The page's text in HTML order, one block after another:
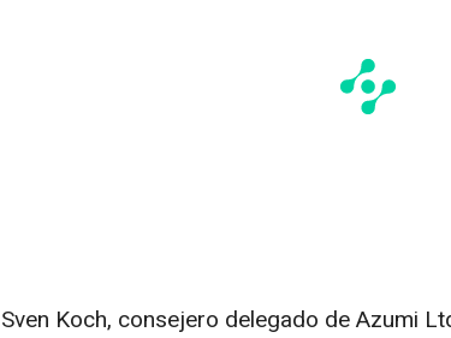
Sven Koch, consejero delegado de Azumi